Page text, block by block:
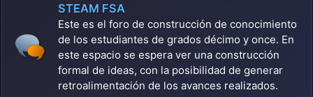
STEAM FSA
Este es el foro de construcción de conocimiento
de los estudiantes de grados décimo y once. En
este espacio se espera ver una construcción
formal de ideas, con la posibilidad de generar
retroalimentación de los avances realizados.